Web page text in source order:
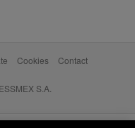
Cookies Contact
S.A.